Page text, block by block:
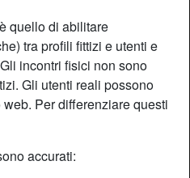
quello di abilitare
tra profili fittizi e utenti e
incontri fisici non sono
Gli utenti reali possono
Per differenziare questi
accurati:
chatChatta adesso
Maga